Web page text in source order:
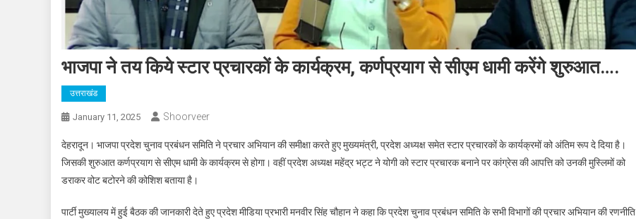
भाजपा ने तय किये स्टार प्रचारकों के कार्यक्रम, कर्णप्रयाग से सीएम धामी करेंगे शुरुआत….
उत्तराखंड
January 11, 2025 Shoorveer
देहरादून। भाजपा प्रदेश चुनाव प्रबंधन समिति ने प्रचार अभियान की समीक्षा करते हुए मुख्यमंत्री, प्रदेश अध्यक्ष समेत स्टार प्रचारकों के कार्यक्रमों को अंतिम रूप दे दिया है।
जिसकी शुरुआत कर्णप्रयाग से सीएम धामी के कार्यक्रम से होगा। वहीं प्रदेश अध्यक्ष महेंद्र भट्ट ने योगी को स्टार प्रचारक बनाने पर कांग्रेस की आपत्ति को उनकी मुस्लिमों को
डराकर वोट बटोरने की कोशिश बताया है।
पार्टी मुख्यालय में हुई बैठक की जानकारी देते हुए प्रदेश मीडिया प्रभारी मनवीर सिंह चौहान ने कहा कि प्रदेश चुनाव प्रबंधन समिति के सभी विभागों की प्रचार अभियान की रणनीति